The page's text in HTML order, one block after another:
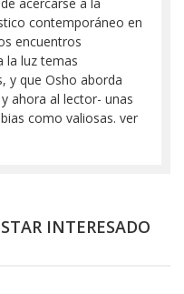
contemporáneo en
encuentros
la luz temas
y que Osho aborda
ahora al lector- unas
como valiosas. ver
INTERESADO